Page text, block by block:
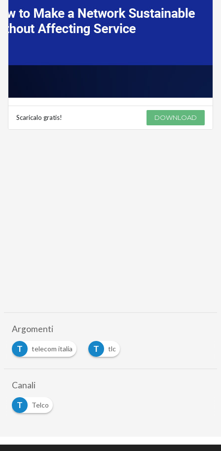
Scaricalo gratis! DOWNLOAD
Argomenti
T
telecom italia T tlc
Canali
T
Telco